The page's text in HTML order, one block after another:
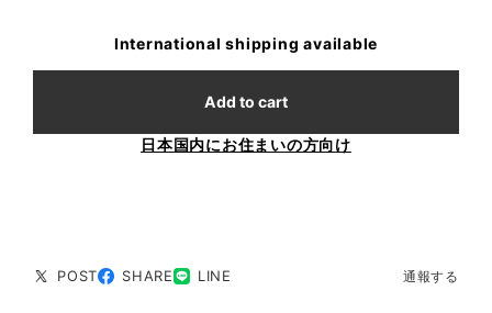
International shipping available
Add to cart
日本国内にお住まいの方向け
POST SHARE LINE 通報する